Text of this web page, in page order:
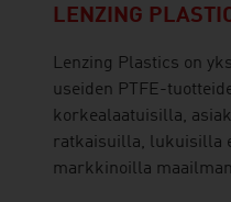
LENZING
Lenzing Plastics on
useiden PTFE-
korkealaatuisilla,
ratkaisuilla, lukuisilla
markkinoilla